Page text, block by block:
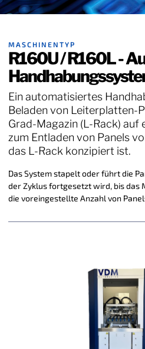
MASCHINENTYP
R160U / R160L -
Ein automatisiertes
Beladen von Leiterplatten-
Grad-Magazin (L-Rack) auf
zum Entladen von Panels
das L-Rack konzipiert ist.
Das System stapelt oder führt die
der Zyklus fortgesetzt wird, bis das
die voreingestellte Anzahl von